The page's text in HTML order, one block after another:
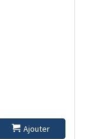
Ajouter